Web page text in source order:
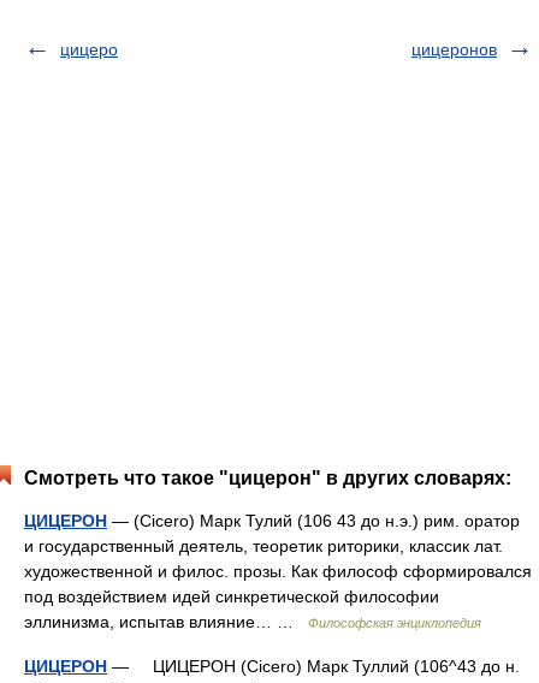
цицеро цицеронов
Смотреть что такое "цицерон" в других словарях:
ЦИЦЕРОН — (Cicero) Марк Тулий (106 43 до н.э.) рим. оратор
и государственный деятель, теоретик риторики, классик лат.
художественной и филос. прозы. Как философ сформировался
под воздействием идей синкретической философии
эллинизма, испытав влияние… …
Философская энциклопедия
ЦИЦЕРОН — ЦИЦЕРОН (Cicero) Марк Туллий (106^43 до н.